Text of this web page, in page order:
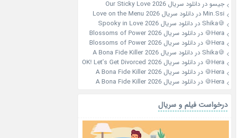
جیسو در دانلود سریال Our Sticky Love 2026
Min.Ssiدر دانلود سریال Love on the Menu 2026
🍪Shika
در دانلود سریال Spooky in Love 2026
Hera🍪
در دانلود سریال Blossoms of Power 2026
Hera🍪
در دانلود سریال Blossoms of Power 2026
🍪Shika
در دانلود سریال A Bona Fide Killer 2026
Hera🍪
در دانلود سریال OK! Let’s Get Divorced 2026
Hera🍪
در دانلود سریال A Bona Fide Killer 2026
Hera🍪
در دانلود سریال A Bona Fide Killer 2026
درخواست فیلم و سریال